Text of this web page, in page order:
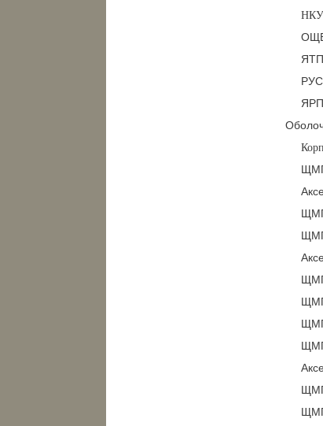
НКУ
ЯРП